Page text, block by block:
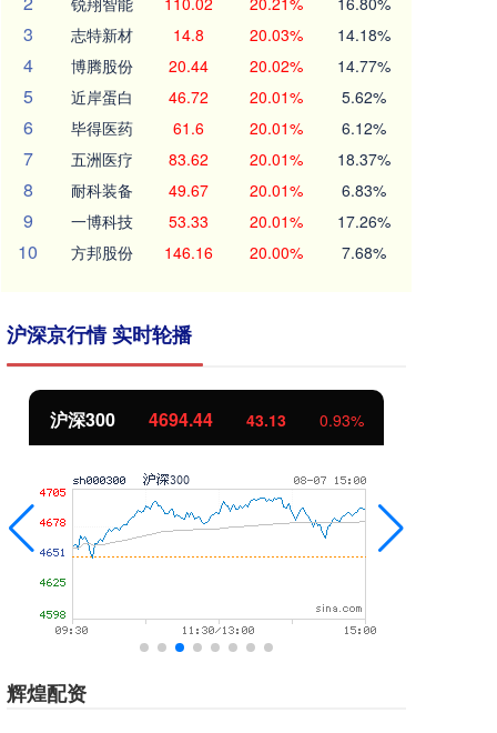
3 志特新材 14.8 20.03% 14.18%
4 博腾股份 20.44 20.02% 14.77%
5 近岸蛋白 46.72 20.01% 5.62%
6 毕得医药 61.6 20.01% 6.12%
7 五洲医疗 83.62 20.01% 18.37%
8 耐科装备 49.67 20.01% 6.83%
9 一博科技 53.33 20.01% 17.26%
10 方邦股份 146.16 20.00% 7.68%
沪深京行情 实时轮播
沪深300 4694.44 43.13 0.93%
辉煌配资